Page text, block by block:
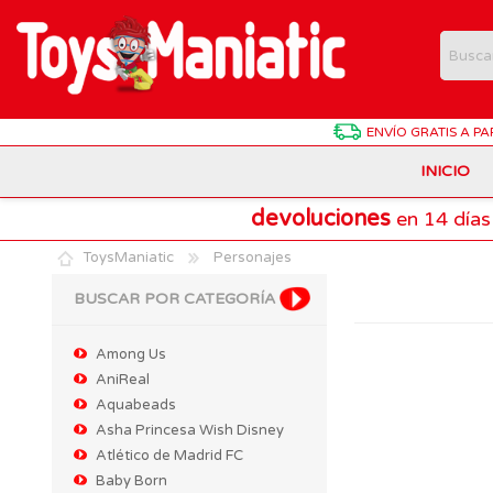
ENVÍO GRATIS A
INICIO
Animales de Juguete
Estuches Y Plumieres
Muñecas Interactivas
Puzzles
Batman
Dragon Ball
SuperThings
Antonio Juan
Chicco
devoluciones en 14 días
ToysManiatic Personajes
BUSCAR POR CATEGORÍA
Among Us
AniReal
Aquabeads
Asha Princesa Wish Disney
Atlético de Madrid FC
Baby Born